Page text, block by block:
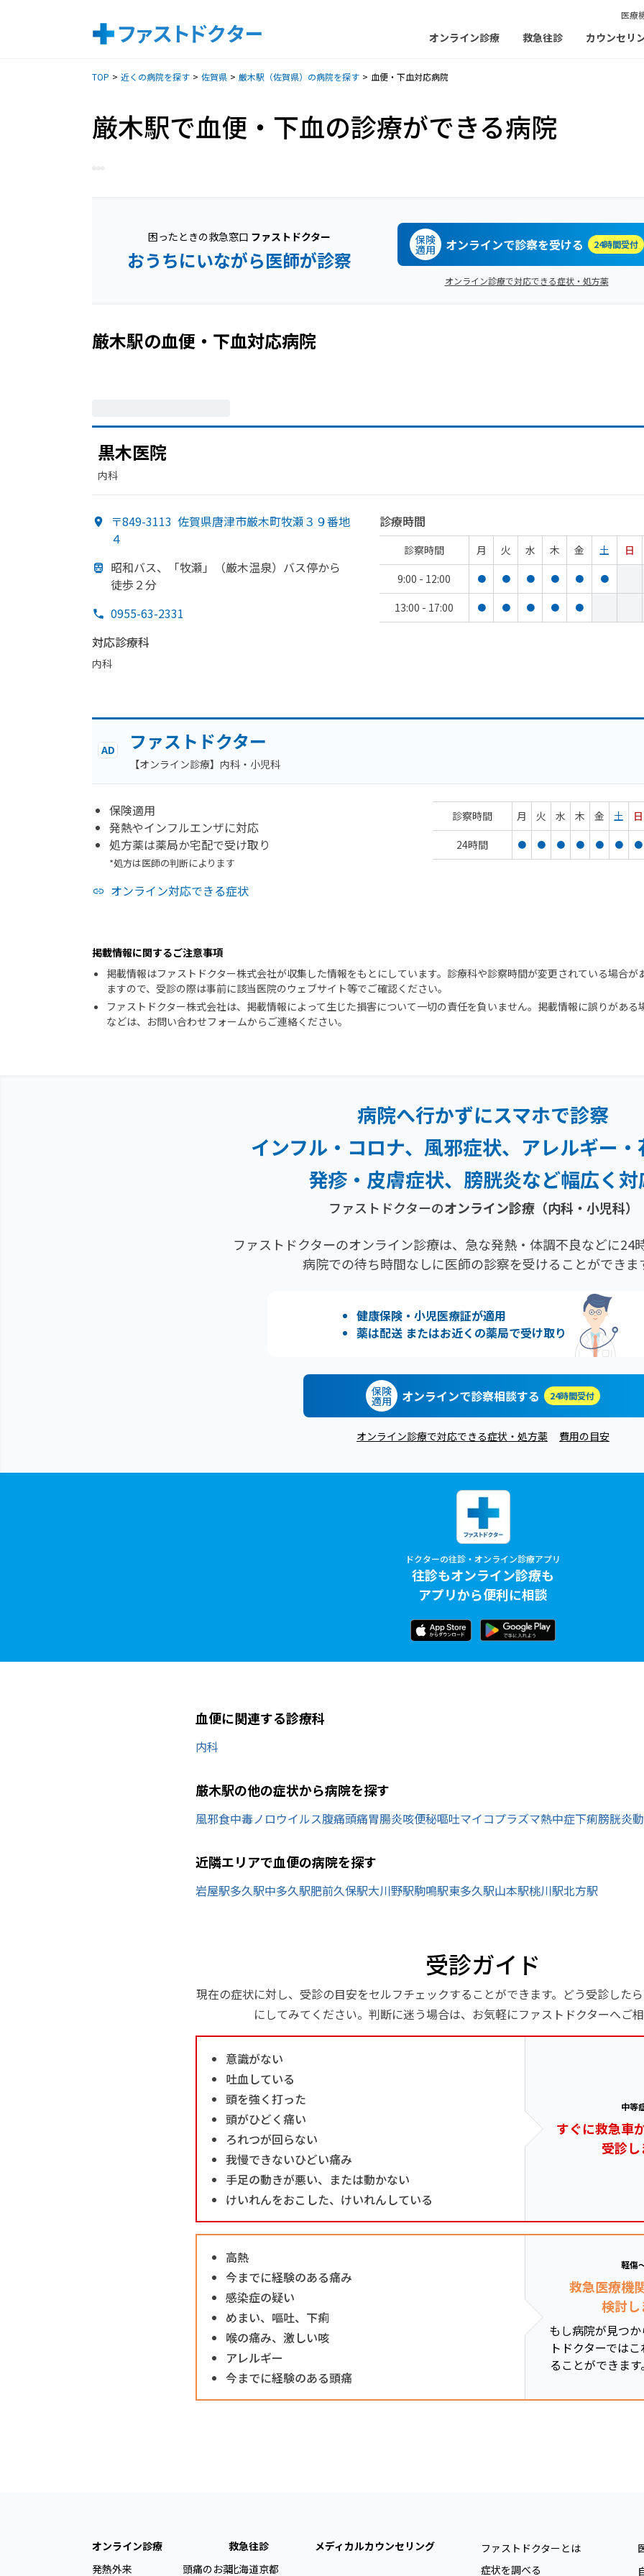
医療
オンライン診療 救急往診 カウンセリ
TOP 近くの病院を探す 佐賀県 厳木駅（佐賀県）の病院を探す 血便・下血対応病院
厳木駅で血便・下血の診療ができる病院
困ったときの救急窓口 ファストドクター
おうちにいながら医師が診察
保険
適用 オンラインで診察を受ける 24時間受付
オンライン診療で対応できる症状・処方薬
厳木駅の血便・下血対応病院
黒木医院
内科
〒849-3113 佐賀県唐津市厳木町牧瀬３９番地
４
昭和バス、
「牧瀬」 （厳木温泉） バス停から
徒歩２分
0955-63-2331
対応診療科
内科
診療時間
診察時間 月 火 水 木 金 土
日
9:00 - 12:00
● ● ● ● ● ●
13:00 - 17:00 ● ● ● ● ●
AD ファストドクター
【オンライン診療】内科・小児科
保険適用
発熱やインフルエンザに対応
処方薬は薬局か宅配で受け取り
*処方は医師の判断によります
オンライン対応できる症状
診察時間 月 火 水 木 金 土
日
24時間
● ● ● ● ● ● ●
掲載情報に関するご注意事項
掲載情報はファストドクター株式会社が収集した情報をもとにしています。診療科や診察時間が変更されている場合が
ますので、受診の際は事前に該当医院のウェブサイト等でご確認ください。
ファストドクター株式会社は、掲載情報によって生じた損害について一切の責任を負いません。掲載情報に誤りがある
などは、お問い合わせフォームからご連絡ください。
病院へ行かずにスマホで診察
インフル・コロナ、風邪症状、 アレルギー
発疹・ 皮膚症状、膀胱炎など幅広く対
ファストドクターのオンライン診療（内科・小児科）
ファストドクターのオンライン診療は、急な発熱・体調不良などに24
病院での待ち時間なしに医師の診察を受けることができま
健康保険・小児医療証が適用
薬は配送 またはお近くの薬局で受け取り
保険
適用 オンラインで診察相談する 24時間受付
オンライン診療で対応できる症状・処方薬 費用の目安
ドクターの往診・オンライン診療アプリ
往診もオンライン診療も
アプリから便利に相談
血便に関連する診療科
内科
厳木駅の他の症状から病院を探す
風邪食中毒ノロウイルス腹痛頭痛胃腸炎咳便秘嘔吐マイコプラズマ熱中症下痢膀胱炎
近隣エリアで血便の病院を探す
岩屋駅多久駅中多久駅肥前久保駅大川野駅駒鳴駅東多久駅山本駅桃川駅北方駅
受診ガイド
現在の症状に対し、受診の目安をセルフチェックすることができます。どう受診した
にしてみてください。判断に迷う場合は、お気軽にファストドクターへご
意識がない
吐血している
頭を強く打った
頭がひどく痛い
ろれつが回らない
我慢できないひどい痛み
手足の動きが悪い、または動かない
けいれんをおこした、けいれんしている
中等
すぐに救急車
受診
高熱
今までに経験のある痛み
感染症の疑い
めまい、嘔吐、下痢
喉の痛み、激しい咳
アレルギー
今までに経験のある頭痛
軽傷
救急医療機
検討
もし病院が見つ
トドクターでは
ることができま
オンライン診療
発熱外来
頭痛のお薬
救急往診
北海道京都
メディカルカウンセリング
ファストドクターとは
症状を調べる